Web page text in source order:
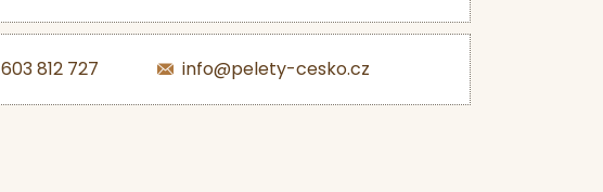
603 812 727 info@pelety-cesko.cz